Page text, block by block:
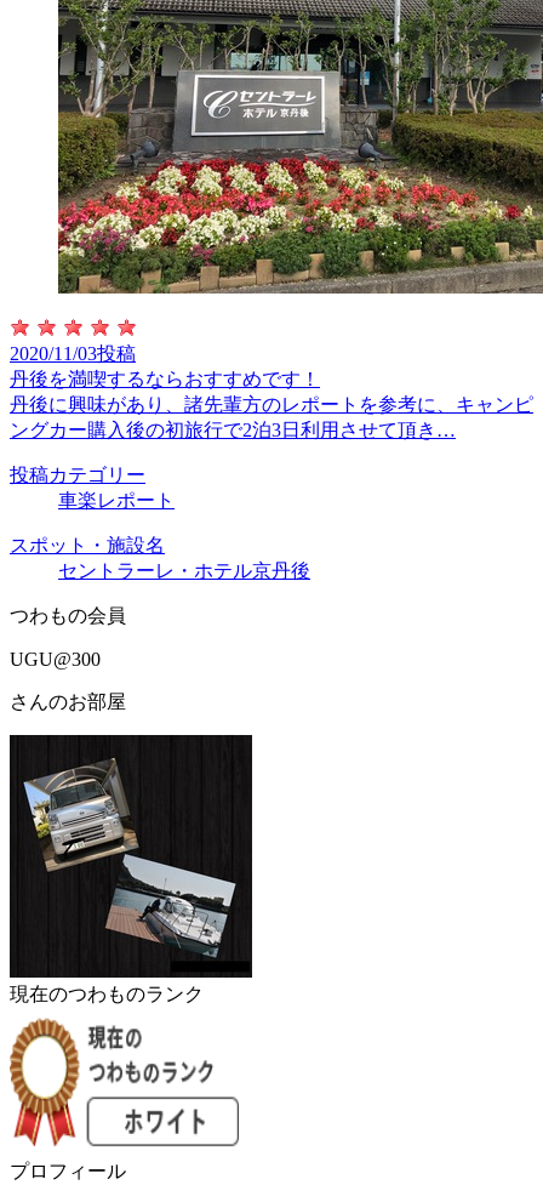
2020/11/03投稿
丹後を満喫するならおすすめです！
丹後に興味があり、諸先輩方のレポートを参考に、キャンピ
ングカー購入後の初旅行で2泊3日利用させて頂き…
投稿カテゴリー
車楽レポート
スポット・施設名
セントラーレ・ホテル京丹後
つわもの会員
UGU@300
さんのお部屋
現在のつわものランク
プロフィール